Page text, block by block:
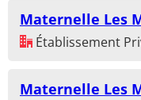
Maternelle Les
Établissement
Maternelle Les